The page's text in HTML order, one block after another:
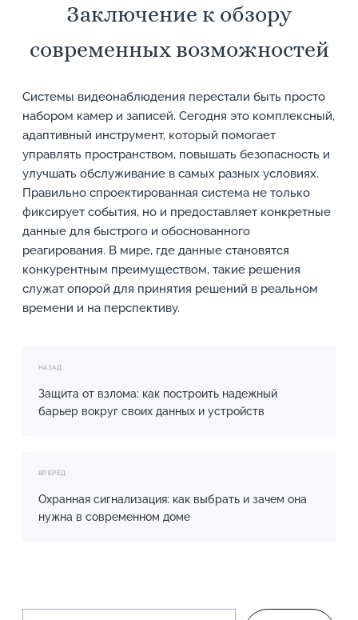
Заключение к обзору
современных возможностей
Системы видеонаблюдения перестали быть просто
набором камер и записей. Сегодня это комплексный,
адаптивный инструмент, который помогает
управлять пространством, повышать безопасность и
улучшать обслуживание в самых разных условиях.
Правильно спроектированная система не только
фиксирует события, но и предоставляет конкретные
данные для быстрого и обоснованного
реагирования. В мире, где данные становятся
конкурентным преимуществом, такие решения
служат опорой для принятия решений в реальном
времени и на перспективу.
НАЗАД
Защита от взлома: как построить надежный
барьер вокруг своих данных и устройств
ВПЕРЁД
Охранная сигнализация: как выбрать и зачем она
нужна в современном доме